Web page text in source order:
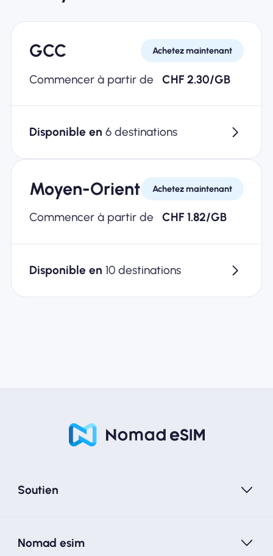
GCC Achetez maintenant
Commencer à partir de CHF 2.30/GB
Disponible en 6 destinations
Moyen-Orient Achetez maintenant
Commencer à partir de CHF 1.82/GB
Disponible en 10 destinations
Soutien
Nomad esim